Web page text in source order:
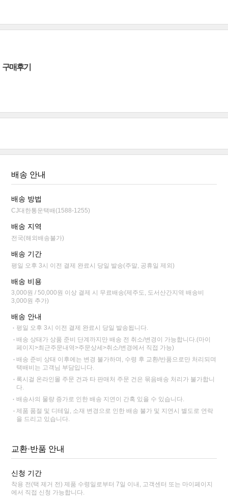
구매후기
배송 안내
배송 방법
CJ대한통운택배(1588-1255)
배송 지역
전국(해외배송불가)
배송 기간
평일 오후 3시 이전 결제 완료시 당일 발송(주말, 공휴일 제외)
배송 비용
3,000원 / 50,000원 이상 결제 시 무료배송(제주도, 도서산간지역 배송비
3,000원 추가)
배송 안내
평일 오후 3시 이전 결제 완료시 당일 발송됩니다.
배송 상태가 상품 준비 단계까지만 배송 전 취소/변경이 가능합니다.(마이
페이지>최근주문내역>주문상세>취소/변경에서 직접 가능)
배송 준비 상태 이후에는 변경 불가하며, 수령 후 교환/반품으로만 처리되며
택배비는 고객님 부담입니다.
록시걸 온라인몰 주문 건과 타 판매처 주문 건은 묶음배송 처리가 불가합니
다.
배송사의 물량 증가로 인한 배송 지연이 간혹 있을 수 있습니다.
제품 품절 및 디테일, 소재 변경으로 인한 배송 불가 및 지연시 별도로 연락
을 드리고 있습니다.
교환·반품 안내
신청 기간
착용 전(택 제거 전) 제품 수령일로부터 7일 이내, 고객센터 또는 마이페이지
에서 직접 신청 가능합니다.